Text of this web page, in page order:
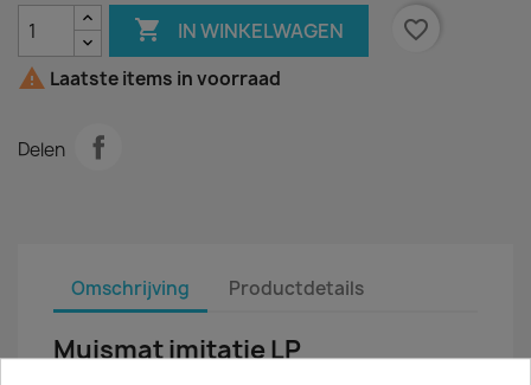
 IN WINKELWAGEN
favorite_border
 Laatste items in voorraad
Delen
Omschrijving Productdetails
Muismat imitatie LP